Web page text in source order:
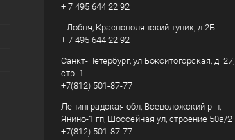
+ 7 495 644 22 92
г.Лобня, Краснополянский тупик, д.2Б
+ 7 495 644 22 92
Санкт-Петербург, ул Бокситогорская, д. 27,
стр. 1
+7(812) 501-87-77
Ленинградская обл, Всеволожский р-н,
Янино-1 гп, Шоссейная ул, строение 50а/2
+7(812) 501-87-77